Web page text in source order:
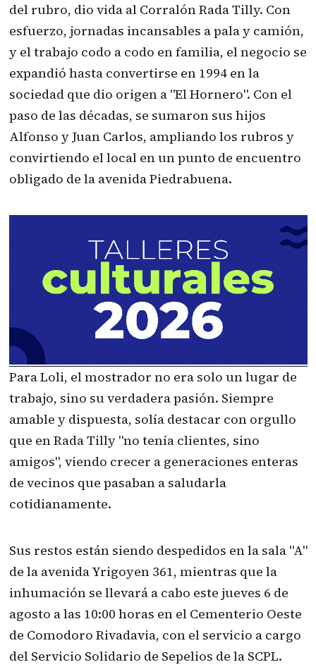
del rubro, dio vida al Corralón Rada Tilly. Con
esfuerzo, jornadas incansables a pala y camión,
y el trabajo codo a codo en familia, el negocio se
expandió hasta convertirse en 1994 en la
sociedad que dio origen a "El Hornero". Con el
paso de las décadas, se sumaron sus hijos
Alfonso y Juan Carlos, ampliando los rubros y
convirtiendo el local en un punto de encuentro
obligado de la avenida Piedrabuena.
Para Loli, el mostrador no era solo un lugar de
trabajo, sino su verdadera pasión. Siempre
amable y dispuesta, solía destacar con orgullo
que en Rada Tilly "no tenía clientes, sino
amigos", viendo crecer a generaciones enteras
de vecinos que pasaban a saludarla
cotidianamente.
Sus restos están siendo despedidos en la sala "A"
de la avenida Yrigoyen 361, mientras que la
inhumación se llevará a cabo este jueves 6 de
agosto a las 10:00 horas en el Cementerio Oeste
de Comodoro Rivadavia, con el servicio a cargo
del Servicio Solidario de Sepelios de la SCPL.